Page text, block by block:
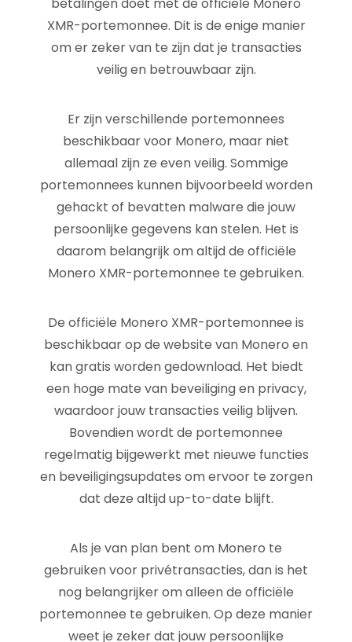
XMR-portemonnee. Dit is de enige manier
om er zeker van te zijn dat je transacties
veilig en betrouwbaar zijn.
Er zijn verschillende portemonnees
beschikbaar voor Monero, maar niet
allemaal zijn ze even veilig. Sommige
portemonnees kunnen bijvoorbeeld worden
gehackt of bevatten malware die jouw
persoonlijke gegevens kan stelen. Het is
daarom belangrijk om altijd de officiële
Monero XMR-portemonnee te gebruiken.
De officiële Monero XMR-portemonnee is
beschikbaar op de website van Monero en
kan gratis worden gedownload. Het biedt
een hoge mate van beveiliging en privacy,
waardoor jouw transacties veilig blijven.
Bovendien wordt de portemonnee
regelmatig bijgewerkt met nieuwe functies
en beveiligingsupdates om ervoor te zorgen
dat deze altijd up-to-date blijft.
Als je van plan bent om Monero te
gebruiken voor privétransacties, dan is het
nog belangrijker om alleen de officiële
portemonnee te gebruiken. Op deze manier
weet je zeker dat jouw persoonlijke